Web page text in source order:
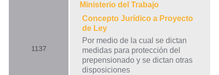
1137
Ministerio del Trabajo
Concepto Jurídico a Proyecto
de Ley
Por medio de la cual se dictan
medidas para protección del
prepensionado y se dictan otras
disposiciones